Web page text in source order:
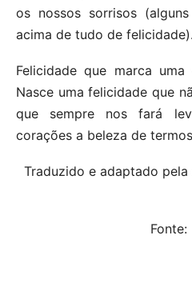
os nossos sorrisos
acima de tudo de felicidade).
Felicidade que marca
Nasce uma felicidade que
que sempre nos fará
corações a beleza de
Traduzido e adaptado pela
Fonte: